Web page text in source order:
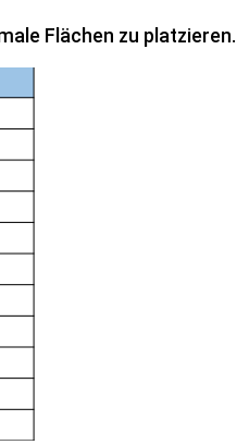
Flächen zu platzieren.